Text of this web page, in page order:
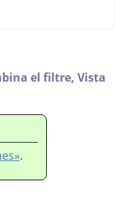
el filtre, Vista
.